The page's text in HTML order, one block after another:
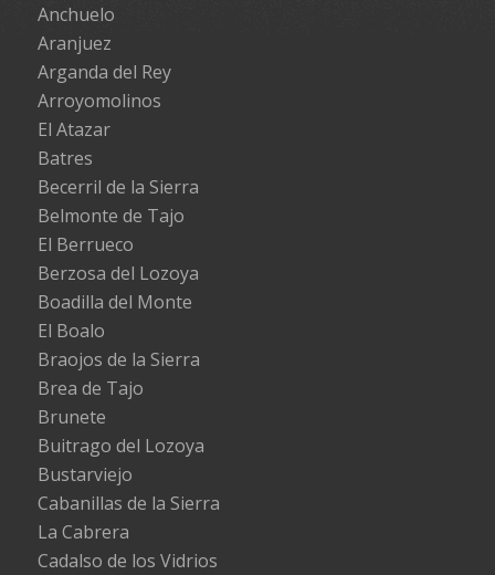
Anchuelo
Aranjuez
Arganda del Rey
Arroyomolinos
El Atazar
Batres
Becerril de la Sierra
Belmonte de Tajo
El Berrueco
Berzosa del Lozoya
Boadilla del Monte
El Boalo
Braojos de la Sierra
Brea de Tajo
Brunete
Buitrago del Lozoya
Bustarviejo
Cabanillas de la Sierra
La Cabrera
Cadalso de los Vidrios